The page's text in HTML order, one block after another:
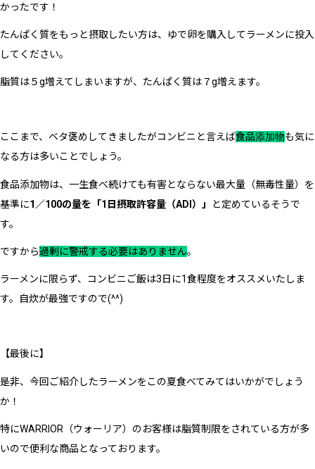
かったです！
たんぱく質をもっと摂取したい方は、ゆで卵を購入してラーメンに投入
してください。
脂質は５g増えてしまいますが、たんぱく質は７g増えます。
ここまで、ベタ褒めしてきましたがコンビニと言えば食品添加物も気に
なる方は多いことでしょう。
食品添加物は、一生食べ続けても有害とならない最大量（無毒性量）を
基準に1／100の量を「1日摂取許容量（ADI）」
と定めているそうで
す。
ですから過剰に警戒する必要はありません。
ラーメンに限らず、コンビニご飯は3日に1食程度をオススメいたしま
す。自炊が最強ですので(^^)
【最後に】
是非、今回ご紹介したラーメンをこの夏食べてみてはいかがでしょう
か！
特にWARRIOR（ウォーリア）のお客様は脂質制限をされている方が多
いので便利な商品となっております。